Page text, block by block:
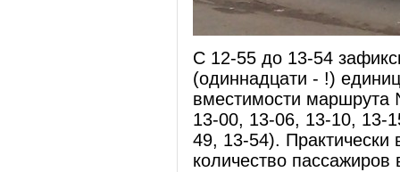
С 12-55 до 13-54
(одиннадцати - !)
вместимости
13-00, 13-06, 13-10, 13-
49, 13-54).
количество пассажиров